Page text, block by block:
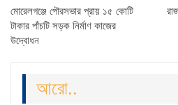
মোরেলগঞ্জে পৌরসভার প্রায় ১৫ কোটি
টাকার পাঁচটি সড়ক নির্মাণ কাজের
উদ্বোধন
আরো..